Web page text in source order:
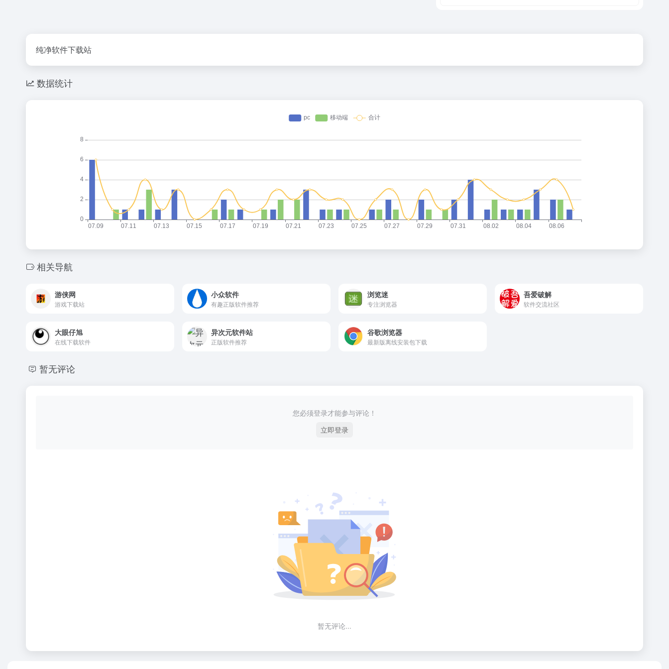
纯净软件下载站
数据统计
相关导航
游侠网
游戏下载站
小众软件
有趣正版软件推荐
浏览迷
专注浏览器
吾爱破解
软件交流社区
大眼仔旭
在线下载软件
异次元软件站
正版软件推荐
谷歌浏览器
最新版离线安装包下载
暂无评论
您必须登录才能参与评论！
立即登录
暂无评论...